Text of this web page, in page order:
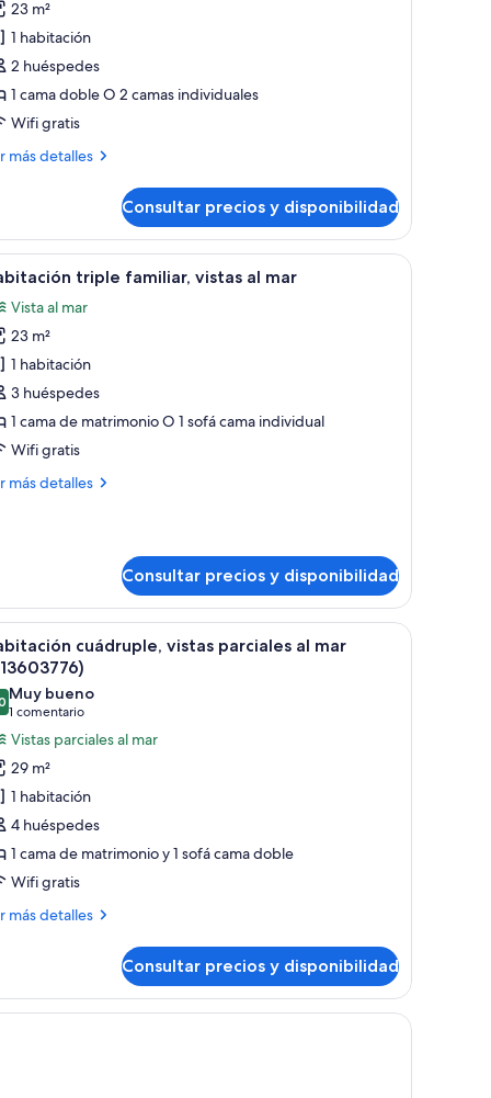
23 m²
1 habitación
2 huéspedes
1 cama doble O 2 camas individuales
Wifi gratis
más detalles
Consultar precios y disponibilidad
un escritorio y un televisor en la pared.Una habitación de hotel con cama, mesita
8 triple familiar, vistas al mar
Vista al mar
23 m²
1 habitación
3 huéspedes
1 cama de matrimonio O 1 sofá cama individual
Wifi gratis
más detalles
Consultar precios y disponibilidad
un escritorio y una ventana con cortinas.Habitación de hotel con dos camas, un
5
cuádruple, vistas parciales al mar
de 10
Muy bueno
1 comentario
(1 comentario)
Vistas parciales al mar
29 m²
1 habitación
4 huéspedes
1 cama de matrimonio y 1 sofá cama doble
Wifi gratis
más detalles
Consultar precios y disponibilidad